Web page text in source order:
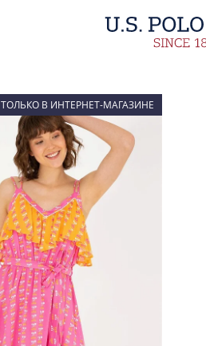
ТОЛЬКО В ИНТЕРНЕТ-МАГАЗИНЕ